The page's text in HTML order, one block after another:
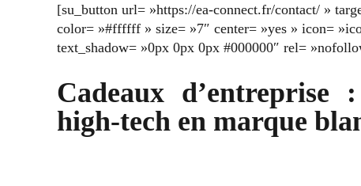
[su_button url= »https://ea-connect.fr/contact/ »
color= »#ffffff » size= »7″ center= »yes » icon=
text_shadow= »0px 0px 0px #000000″ rel=
Cadeaux
high-tech en marque